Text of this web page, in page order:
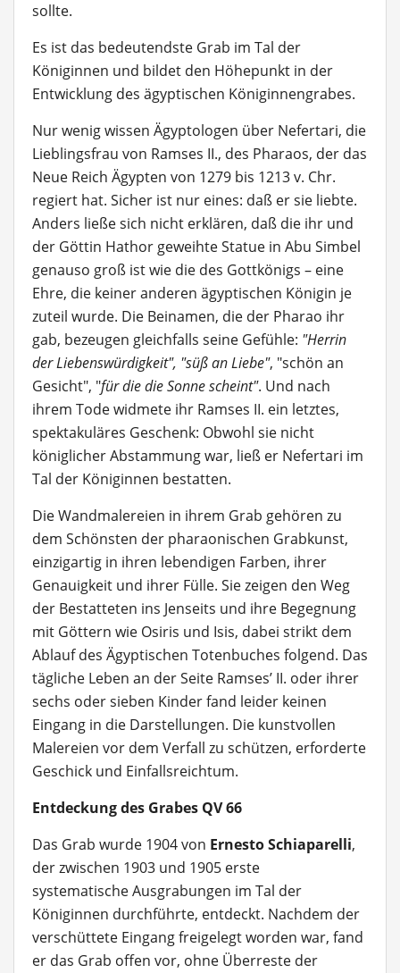
sollte.
Es ist das bedeutendste Grab im Tal der
Königinnen und bildet den Höhepunkt in der
Entwicklung des ägyptischen Königinnengrabes.
Nur wenig wissen Ägyptologen über Nefertari, die
Lieblingsfrau von Ramses II., des Pharaos, der das
Neue Reich Ägypten von 1279 bis 1213 v. Chr.
regiert hat. Sicher ist nur eines: daß er sie liebte.
Anders ließe sich nicht erklären, daß die ihr und
der Göttin Hathor geweihte Statue in Abu Simbel
genauso groß ist wie die des Gottkönigs – eine
Ehre, die keiner anderen ägyptischen Königin je
zuteil wurde. Die Beinamen, die der Pharao ihr
gab, bezeugen gleichfalls seine Gefühle: "Herrin
der Liebenswürdigkeit", "süß an Liebe", "schön an
Gesicht", "für die die Sonne scheint". Und nach
ihrem Tode widmete ihr Ramses II. ein letztes,
spektakuläres Geschenk: Obwohl sie nicht
königlicher Abstammung war, ließ er Nefertari im
Tal der Königinnen bestatten.
Die Wandmalereien in ihrem Grab gehören zu
dem Schönsten der pharaonischen Grabkunst,
einzigartig in ihren lebendigen Farben, ihrer
Genauigkeit und ihrer Fülle. Sie zeigen den Weg
der Bestatteten ins Jenseits und ihre Begegnung
mit Göttern wie Osiris und Isis, dabei strikt dem
Ablauf des Ägyptischen Totenbuches folgend. Das
tägliche Leben an der Seite Ramses’ II. oder ihrer
sechs oder sieben Kinder fand leider keinen
Eingang in die Darstellungen. Die kunstvollen
Malereien vor dem Verfall zu schützen, erforderte
Geschick und Einfallsreichtum.
Entdeckung des Grabes QV 66
Das Grab wurde 1904 von Ernesto Schiaparelli,
der zwischen 1903 und 1905 erste
systematische Ausgrabungen im Tal der
Königinnen durchführte, entdeckt. Nachdem der
verschüttete Eingang freigelegt worden war, fand
er das Grab offen vor, ohne Überreste der